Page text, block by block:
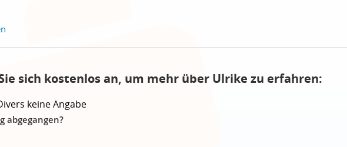
sich kostenlos an, um mehr über Ulrike zu erfahren:
keine Angabe
abgegangen?